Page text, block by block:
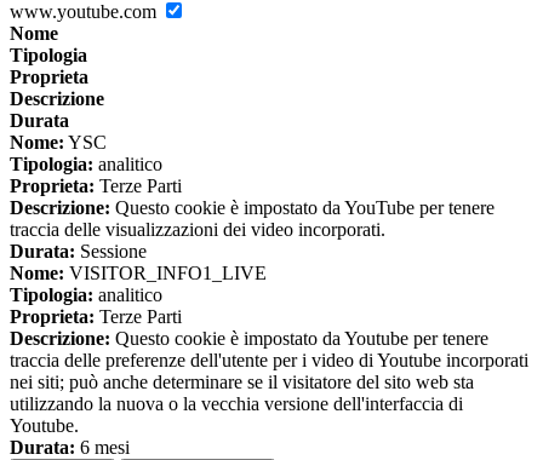
www.youtube.com
Nome
Tipologia
Proprieta
Descrizione
Durata
Nome: YSC
Tipologia: analitico
Proprieta: Terze Parti
Descrizione: Questo cookie è impostato da YouTube per tenere
traccia delle visualizzazioni dei video incorporati.
Durata: Sessione
Nome: VISITOR_INFO1_LIVE
Tipologia: analitico
Proprieta: Terze Parti
Descrizione: Questo cookie è impostato da Youtube per tenere
traccia delle preferenze dell'utente per i video di Youtube incorporati
nei siti; può anche determinare se il visitatore del sito web sta
utilizzando la nuova o la vecchia versione dell'interfaccia di
Youtube.
Durata: 6 mesi